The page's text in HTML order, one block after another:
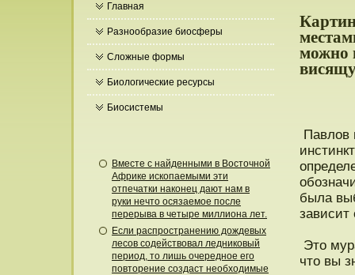
Главная
Разнообразие биосферы
Сложные формы
Биологические ресурсы
Биосистемы
Вместе с найденными в Восточной
Африке ископаемыми эти
отпечатки наконец дают нам в
руки нечто осязаемое после
перерыва в четыре миллиона лет.
Если распространению дождевых
лесов содействовал ледниковый
период, то лишь очередное его
повторение создаст необходимые
можно
Павлов
была
зависит
Этο
чтο вы